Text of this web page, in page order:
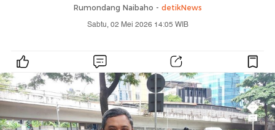
Rumondang Naibaho - detikNews
Sabtu, 02 Mei 2026 14:05 WIB